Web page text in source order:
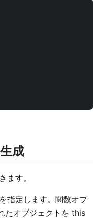
成
ます。
指定します。関数オブ
たオブジェクトを this